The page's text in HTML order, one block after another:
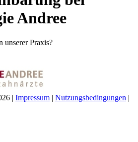
Andree
unserer Praxis?
| Impressum | Nutzungsbedingungen |